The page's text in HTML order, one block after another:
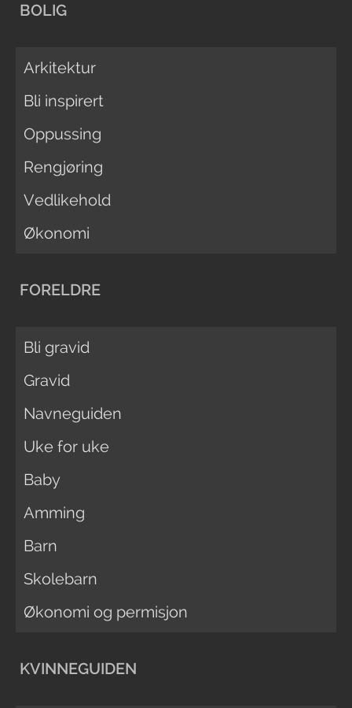
BOLIG
Arkitektur
Bli inspirert
Oppussing
Rengjøring
Vedlikehold
Økonomi
FORELDRE
Bli gravid
Gravid
Navneguiden
Uke for uke
Baby
Amming
Barn
Skolebarn
Økonomi og permisjon
KVINNEGUIDEN